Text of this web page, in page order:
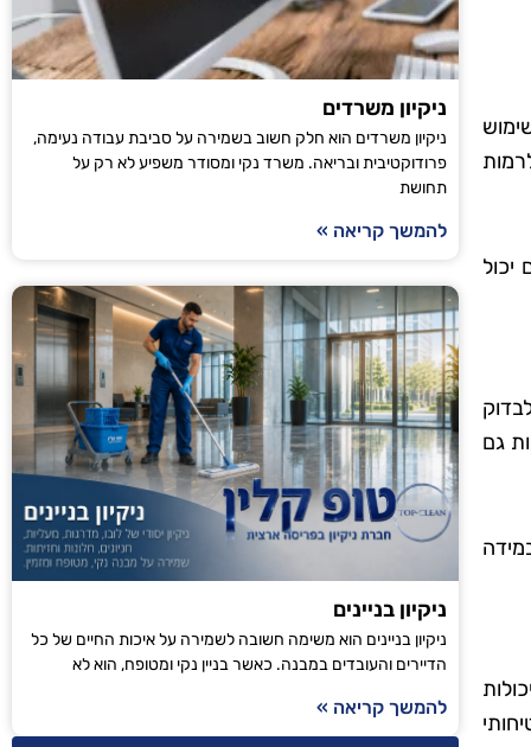
יכול
גם
ניקיון משרדים
ניקיון משרדים הוא חלק חשוב בשמירה על סביבת עבודה נעימה,
פרודוקטיבית ובריאה. משרד נקי ומסודר משפיע לא רק על
תחושת
להמשך קריאה »
ניקיון בניינים
ניקיון בניינים הוא משימה חשובה לשמירה על איכות החיים של כל
הדיירים והעובדים במבנה. כאשר בניין נקי ומטופח, הוא לא
להמשך קריאה »